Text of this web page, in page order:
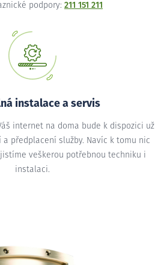
podpory: 211 151 211
instalace a servis
internet na doma bude k dispozici už
a předplacení služby. Navíc k tomu nic
veškerou potřebnou techniku i
instalaci.